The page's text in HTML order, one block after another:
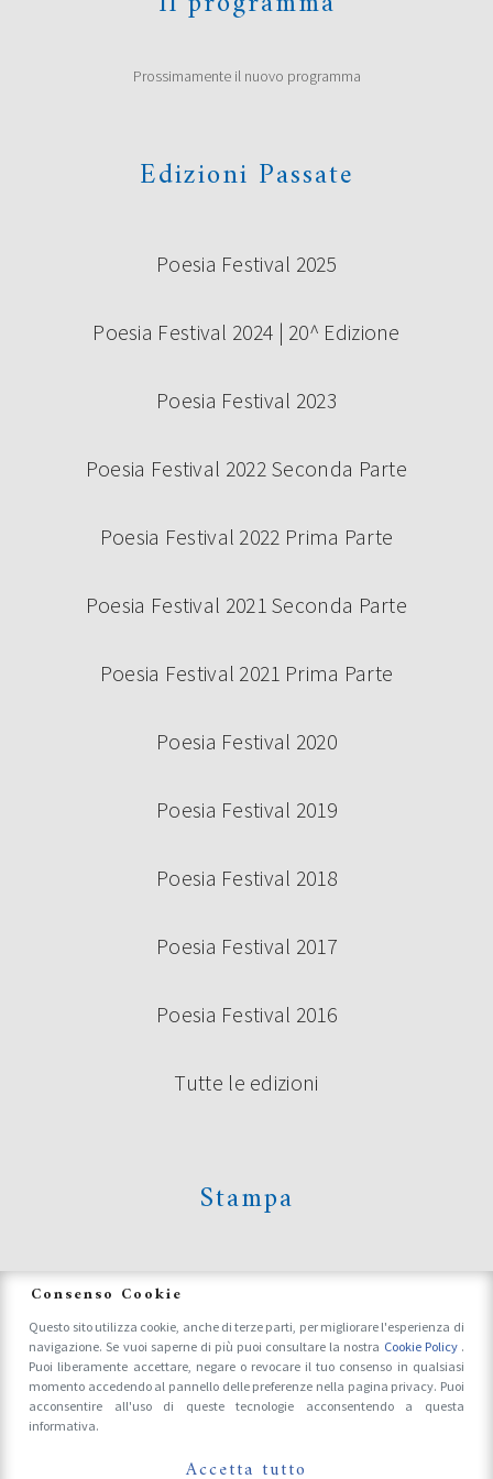
Donata Ghermandi, Emilio Rentocchini, Marco Santagata
poesia Under 35 “Terre di Castelli” 2019, prima edizione:
Continua a leggere
BANDO VOLONTARI POESIA FESTIVAL
SERVIZI SU POESIA FESTIVAL IN
Prossimamente il nuovo programma
Edizioni Passate
Poesia Festival 2025
Poesia Festival 2024 | 20^ Edizione
Poesia Festival 2023
Poesia Festival 2022 Seconda Parte
Poesia Festival 2022 Prima Parte
Poesia Festival 2021 Seconda Parte
Poesia Festival 2021 Prima Parte
Poesia Festival 2020
Poesia Festival 2019
Poesia Festival 2018
Poesia Festival 2017
Poesia Festival 2016
Tutte le edizioni
Stampa
Accrediti Stampa e Fotografi
Follow Us On
Consenso Cookie
Questo sito utilizza cookie, anche di terze parti, per migliorare l'esperienza di
navigazione. Se vuoi saperne di più puoi consultare la nostra Cookie Policy .
Puoi liberamente accettare, negare o revocare il tuo consenso in qualsiasi
momento accedendo al pannello delle preferenze nella pagina privacy. Puoi
acconsentire all'uso di queste tecnologie acconsentendo a questa
informativa.
Accetta tutto